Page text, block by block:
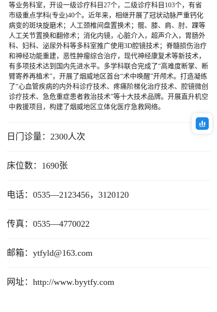
等业务科室，开设一级诊疗科目27个，二级诊疗科目103个，有省
市级重点学科(专业)40个。近年来，相继开展了冠状动脉严重钙化
病变的斑块旋磨术；人工颈椎间盘置换术；髋、膝、肩、肘、踝等
人工关节置换和翻修术；消化内镜，心脏介入，超声介入，胃肠外
科、妇科、泌尿外科等多科室推广使用3D腔镜技术；脊髓损伤治疗
和神经功能重建，恶性肿瘤综合治疗，现代神经康复术等新技术，
有多项技术达到国内先进水平。多学科联合完成了“高难度断掌、断
臂寄养再植术”，开展了烟威地区首台“术中唤醒”开颅术。打造凝练
了“心血管疾病的内外科诊疗技术、疼痛阶梯化治疗技术、腔镜微创
诊疗技术、急危重症患者救治技术”等十大技术品牌。开展直升机空
中救援项目，构建了烟威地区立体化医疗急救网络。
日门诊量：2300人次
床位数：1690张
电话：0535—2123456，3120120
传真：0535—4770022
邮箱：ytfyld@163.com
网址：http://www.byytfy.com